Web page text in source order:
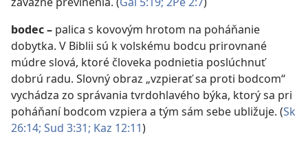
bodec– palica s kovovým hrotom na poháňanie
dobytka. V Biblii sú k volskému bodcu prirovnané
múdre slová, ktoré človeka podnietia poslúchnuť
dobrú radu. Slovný obraz „vzpierať sa proti bodcom“
vychádza zo správania tvrdohlavého býka, ktorý sa pri
poháňaní bodcom vzpiera a tým sám sebe ubližuje. (Sk
26:14; Sud 3:31; Kaz 12:11)